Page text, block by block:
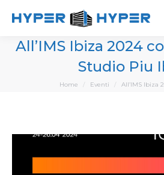
All’IMS Ibiza 2024
Studio Piu
You are here:
Home Eventi All’IMS Ibiza